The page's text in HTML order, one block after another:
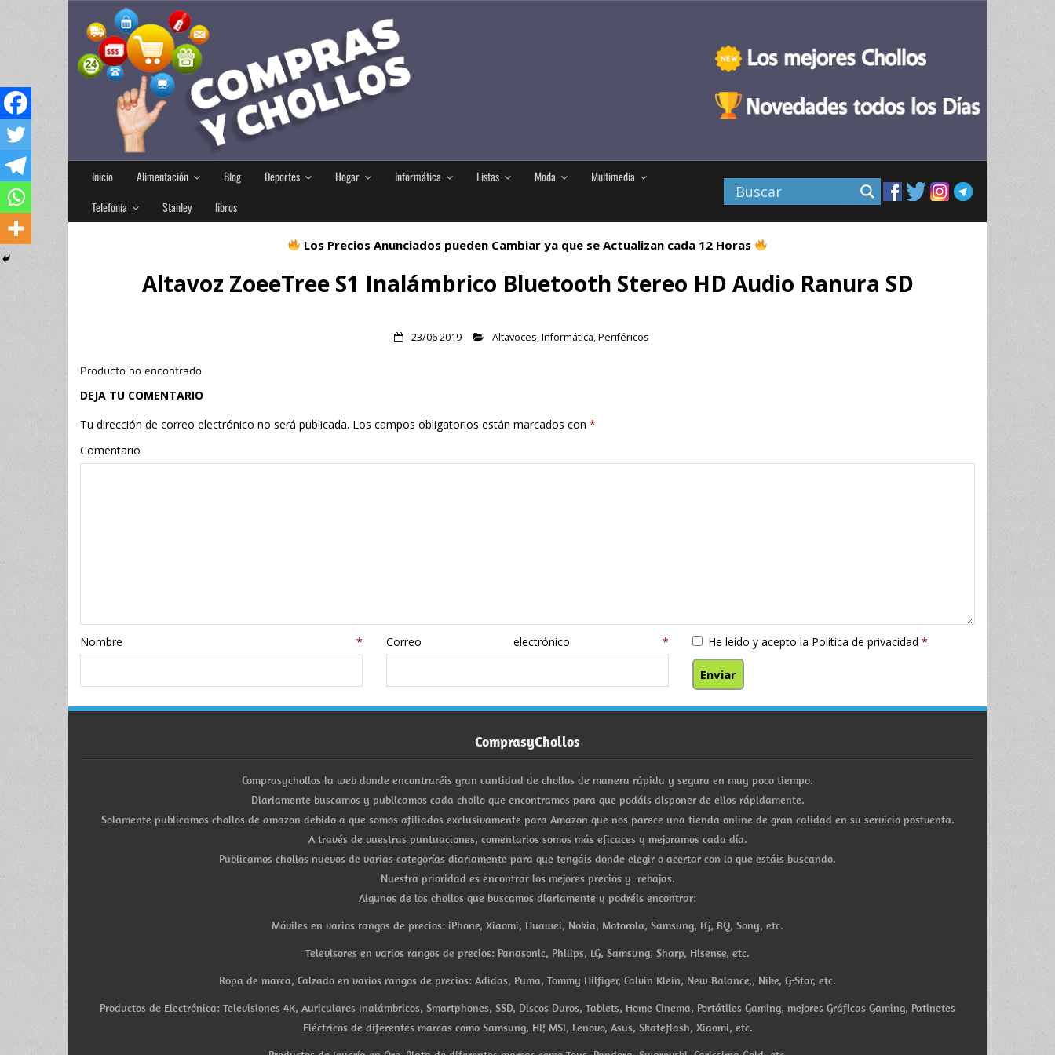
Inicio Alimentación Blog Deportes Hogar Informática Listas Moda
Multimedia
Telefonía
Stanley libros
Los Precios Anunciados pueden Cambiar ya que se Actualizan cada 12 Horas
Altavoz ZoeeTree S1 Inalámbrico Bluetooth Stereo HD Audio Ranura SD
23/06 2019 Altavoces,Informática,Periféricos
Producto no encontrado
DEJA TU COMENTARIO
Tu dirección de correo electrónico no será publicada. Los campos obligatorios están marcados con *
Comentario
Nombre* Correo electrónico* He leído y acepto la Política de privacidad *
ComprasyChollos
Comprasychollos la web donde encontraréis gran cantidad de chollos de manera rápida y segura en muy poco tiempo.
Diariamente buscamos y publicamos cada chollo que encontramos para que podáis disponer de ellos rápidamente.
Solamente publicamos chollos de amazon debido a que somos afiliados exclusivamente para Amazon que nos parece una tienda online de gran calidad en su servicio postventa.
A través de vuestras puntuaciones, comentarios somos más eficaces y mejoramos cada día.
Publicamos chollos nuevos de varias categorías diariamente para que tengáis donde elegir o acertar con lo que estáis buscando.
Nuestra prioridad es encontrar los mejores precios y rebajas.
Algunos de los chollos que buscamos diariamente y podréis encontrar:
Móviles en varios rangos de precios: iPhone, Xiaomi, Huawei, Nokia, Motorola, Samsung, LG, BQ, Sony, etc.
Televisores en varios rangos de precios: Panasonic, Philips, LG, Samsung, Sharp, Hisense, etc.
Ropa de marca, Calzado en varios rangos de precios: Adidas, Puma, Tommy Hilfiger, Calvin Klein, New Balance,, Nike, G-Star, etc.
Productos de Electrónica: Televisiones 4K, Auriculares Inalámbricos, Smartphones, SSD, Discos Duros, Tablets, Home Cinema, Portátiles Gaming, mejores Gráficas Gaming, Patinetes
Eléctricos de diferentes marcas como Samsung, HP, MSI, Lenovo, Asus, Skateflash, Xiaomi, etc.